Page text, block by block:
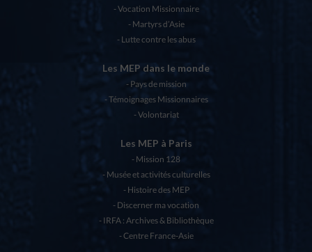
Vocation Missionnaire
Martyrs d’Asie
Lutte contre les abus
Les MEP dans le monde
Pays de mission
Témoignages Missionnaires
Volontariat
Les MEP à Paris
Mission 128
Musée et activités culturelles
Histoire des MEP
Discerner ma vocation
IRFA : Archives & Bibliothèque
Centre France-Asie